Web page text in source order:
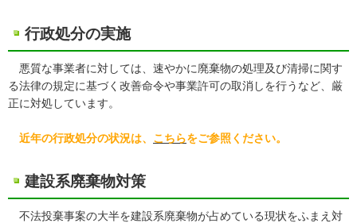
行政処分の実施
悪質な事業者に対しては、速やかに廃棄物の処理及び清掃に関す
る法律の規定に基づく改善命令や事業許可の取消しを行うなど、厳
正に対処しています。
近年の行政処分の状況は、 こちらをご参照ください。
建設系廃棄物対策
不法投棄事案の大半を建設系廃棄物が占めている現状をふまえ対